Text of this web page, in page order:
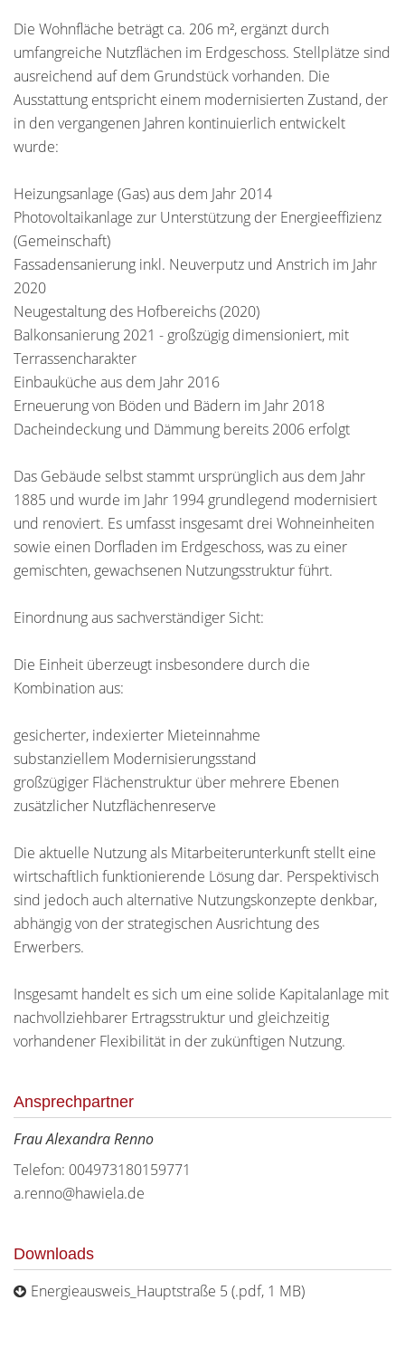
Die Wohnfläche beträgt ca. 206 m², ergänzt durch
umfangreiche Nutzflächen im Erdgeschoss. Stellplätze sind
ausreichend auf dem Grundstück vorhanden. Die
Ausstattung entspricht einem modernisierten Zustand, der
in den vergangenen Jahren kontinuierlich entwickelt
wurde:
Heizungsanlage (Gas) aus dem Jahr 2014
Photovoltaikanlage zur Unterstützung der Energieeffizienz
(Gemeinschaft)
Fassadensanierung inkl. Neuverputz und Anstrich im Jahr
2020
Neugestaltung des Hofbereichs (2020)
Balkonsanierung 2021 - großzügig dimensioniert, mit
Terrassencharakter
Einbauküche aus dem Jahr 2016
Erneuerung von Böden und Bädern im Jahr 2018
Dacheindeckung und Dämmung bereits 2006 erfolgt
Das Gebäude selbst stammt ursprünglich aus dem Jahr
1885 und wurde im Jahr 1994 grundlegend modernisiert
und renoviert. Es umfasst insgesamt drei Wohneinheiten
sowie einen Dorfladen im Erdgeschoss, was zu einer
gemischten, gewachsenen Nutzungsstruktur führt.
Einordnung aus sachverständiger Sicht:
Die Einheit überzeugt insbesondere durch die
Kombination aus:
gesicherter, indexierter Mieteinnahme
substanziellem Modernisierungsstand
großzügiger Flächenstruktur über mehrere Ebenen
zusätzlicher Nutzflächenreserve
Die aktuelle Nutzung als Mitarbeiterunterkunft stellt eine
wirtschaftlich funktionierende Lösung dar. Perspektivisch
sind jedoch auch alternative Nutzungskonzepte denkbar,
abhängig von der strategischen Ausrichtung des
Erwerbers.
Insgesamt handelt es sich um eine solide Kapitalanlage mit
nachvollziehbarer Ertragsstruktur und gleichzeitig
vorhandener Flexibilität in der zukünftigen Nutzung.
Ansprechpartner
Frau Alexandra Renno
Telefon: 004973180159771
a.renno@hawiela.de
Downloads
Energieausweis_Hauptstraße 5 (.pdf, 1 MB)